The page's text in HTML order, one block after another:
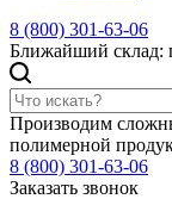
8 (800) 301-63-06
Ближайший склад:
Производим
полимерной
8 (800) 301-63-06
Заказать звонок